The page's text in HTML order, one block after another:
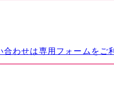
わせは専用フォームをご